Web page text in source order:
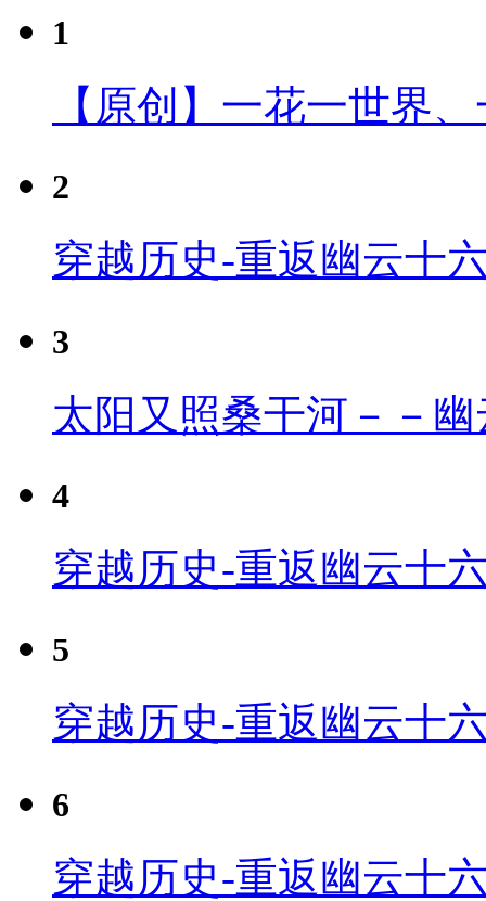
1
【原创】一花一世界
2
穿越历史-重返幽云十
3
太阳又照桑干河－－
4
穿越历史-重返幽云十
5
穿越历史-重返幽云十
6
穿越历史-重返幽云十